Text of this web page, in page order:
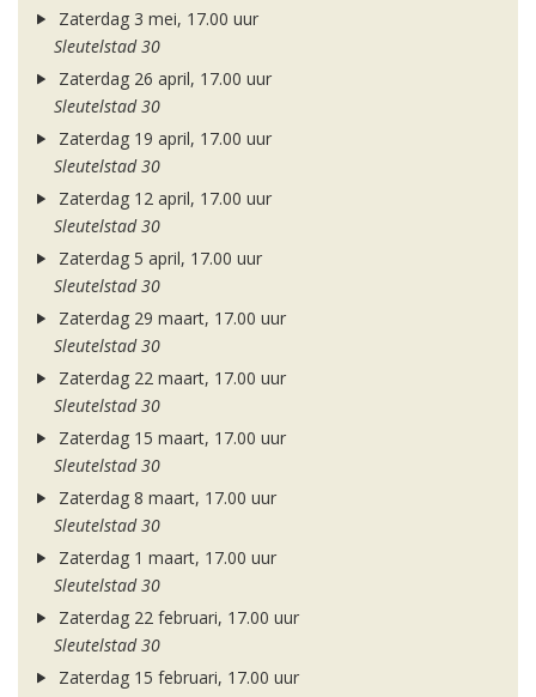
Zaterdag 3 mei, 17.00 uur
Sleutelstad 30
Zaterdag 26 april, 17.00 uur
Sleutelstad 30
Zaterdag 19 april, 17.00 uur
Sleutelstad 30
Zaterdag 12 april, 17.00 uur
Sleutelstad 30
Zaterdag 5 april, 17.00 uur
Sleutelstad 30
Zaterdag 29 maart, 17.00 uur
Sleutelstad 30
Zaterdag 22 maart, 17.00 uur
Sleutelstad 30
Zaterdag 15 maart, 17.00 uur
Sleutelstad 30
Zaterdag 8 maart, 17.00 uur
Sleutelstad 30
Zaterdag 1 maart, 17.00 uur
Sleutelstad 30
Zaterdag 22 februari, 17.00 uur
Sleutelstad 30
Zaterdag 15 februari, 17.00 uur